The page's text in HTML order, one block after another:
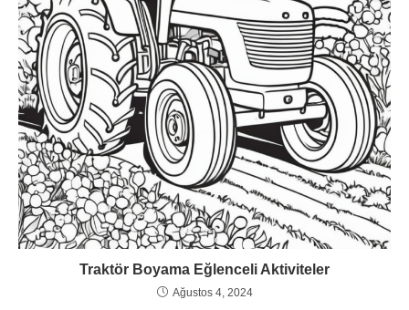
Traktör Boyama Eğlenceli Aktiviteler
Ağustos 4, 2024